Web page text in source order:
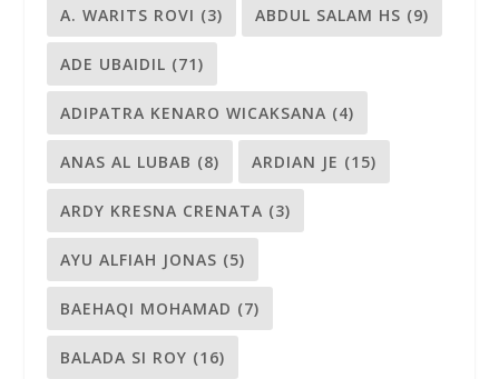
A. WARITS ROVI (3) ABDUL SALAM HS (9)
ADE UBAIDIL (71)
ADIPATRA KENARO WICAKSANA (4)
ANAS AL LUBAB (8) ARDIAN JE (15)
ARDY KRESNA CRENATA (3)
AYU ALFIAH JONAS (5)
BAEHAQI MOHAMAD (7)
BALADA SI ROY (16)